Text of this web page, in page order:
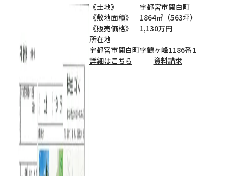
《土地》 宇都宮市関白町
《敷地面積》 1864㎡（563坪）
《販売価格》 1,130万円
所在地
宇都宮市関白町字鶴ヶ峰1186番1
詳細はこちら
資料請求